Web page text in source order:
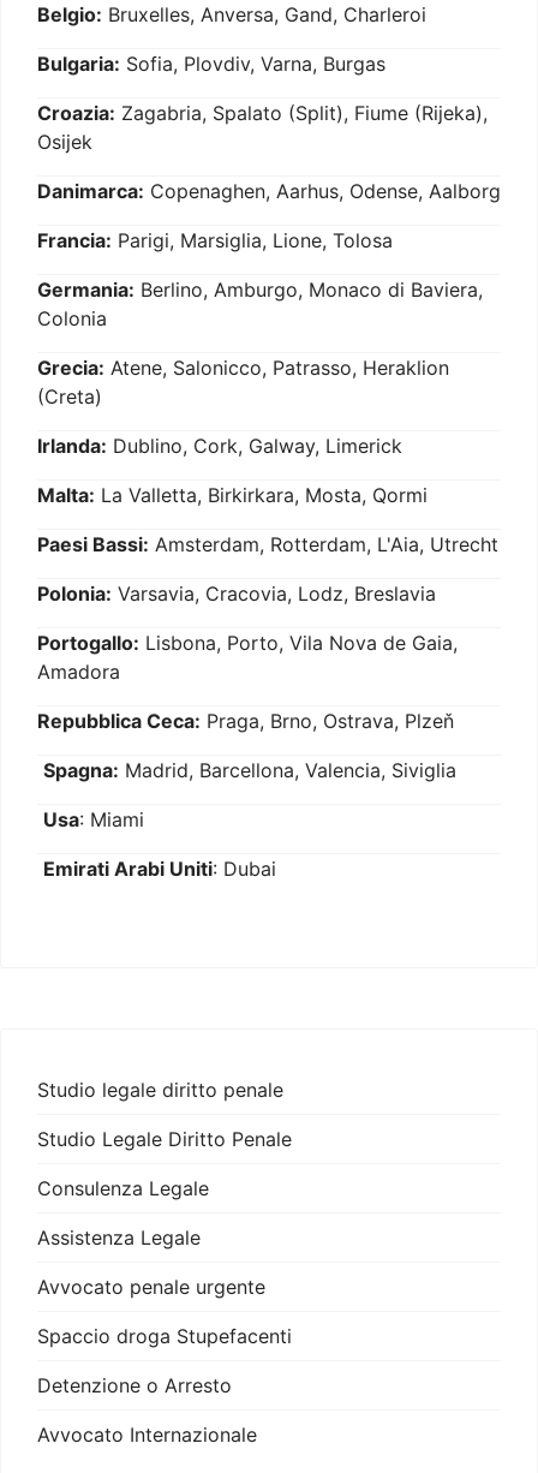
Belgio: Bruxelles, Anversa, Gand, Charleroi
Bulgaria: Sofia, Plovdiv, Varna, Burgas
Croazia: Zagabria, Spalato (Split), Fiume (Rijeka),
Osijek
Danimarca: Copenaghen, Aarhus, Odense, Aalborg
Francia: Parigi, Marsiglia, Lione, Tolosa
Germania: Berlino, Amburgo, Monaco di Baviera,
Colonia
Grecia: Atene, Salonicco, Patrasso, Heraklion
(Creta)
Irlanda: Dublino, Cork, Galway, Limerick
Malta: La Valletta, Birkirkara, Mosta, Qormi
Paesi Bassi: Amsterdam, Rotterdam, L'Aia, Utrecht
Polonia: Varsavia, Cracovia, Lodz, Breslavia
Portogallo: Lisbona, Porto, Vila Nova de Gaia,
Amadora
Repubblica Ceca: Praga, Brno, Ostrava, Plzeň
Spagna: Madrid, Barcellona, Valencia, Siviglia
Usa: Miami
Emirati Arabi Uniti: Dubai
Studio legale diritto penale
Studio Legale Diritto Penale
Consulenza Legale
Assistenza Legale
Avvocato penale urgente
Spaccio droga Stupefacenti
Detenzione o Arresto
Avvocato Internazionale